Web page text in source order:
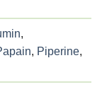
,
, Piperine,